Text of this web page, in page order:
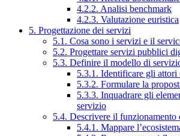
4.2.2. Analisi benchmark
4.2.3. Valutazione euristica
5. Progettazione dei servizi
5.1. Cosa sono i servizi e il
5.2. Progettare servizi pubblici
5.3. Definire il modello di
5.3.1. Identificare gli
5.3.2. Formulare la
5.3.3. Inquadrare gli
servizio
5.4. Descrivere il funzionamento
5.4.1. Mappare